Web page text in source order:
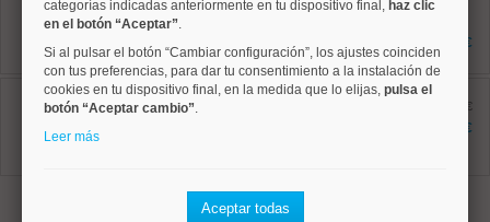
Ref: 50004767
1 baños
1.200 €
Tetuán, Cuatro Caminos
Ref: 50004781
antes 2.195 €
2.095 €
categorías indicadas anteriormente en tu dispositivo final, haz clic
en el botón “Aceptar”.
Si al pulsar el botón “Cambiar configuración”, los ajustes coinciden
con tus preferencias, para dar tu consentimiento a la instalación de
cookies en tu dispositivo final, en la medida que lo elijas, pulsa el
botón “Aceptar cambio”.
Leer más
Aceptar todas